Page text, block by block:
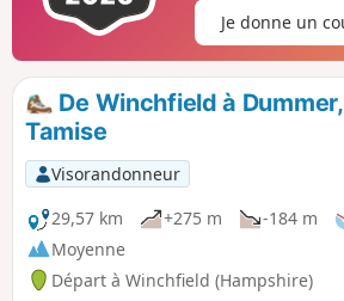
Je donne un
De Winchfield à
Tamise
Visorandonneur
29,57 km
+275 m -184 m
Moyenne
Départ à Winchfield (Hampshire)